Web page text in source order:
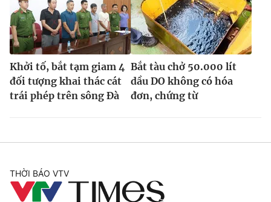
Khởi tố, bắt tạm giam 4
đối tượng khai thác cát
trái phép trên sông Đà
Bắt tàu chở 50.000 lít
dầu DO không có hóa
đơn, chứng từ
THỜI BÁO VTV